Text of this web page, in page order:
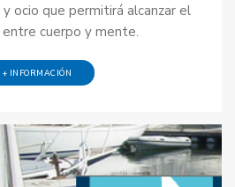
ocio que permitirá alcanzar el
cuerpo y mente.
+ INFORMACIÓN